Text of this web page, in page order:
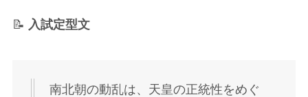
📝 入試定型文
南北朝の動乱は、天皇の正統性をめぐ